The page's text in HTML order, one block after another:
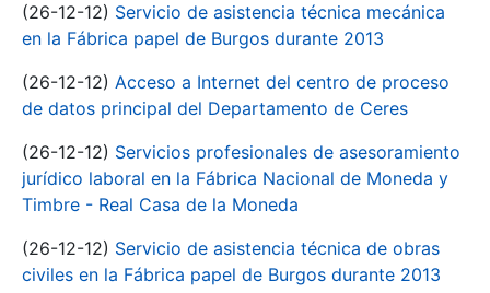
(26-12-12) Servicio de asistencia técnica mecánica
en la Fábrica papel de Burgos durante 2013
(26-12-12) Acceso a Internet del centro de proceso
de datos principal del Departamento de Ceres
(26-12-12) Servicios profesionales de asesoramiento
jurídico laboral en la Fábrica Nacional de Moneda y
Timbre - Real Casa de la Moneda
(26-12-12) Servicio de asistencia técnica de obras
civiles en la Fábrica papel de Burgos durante 2013